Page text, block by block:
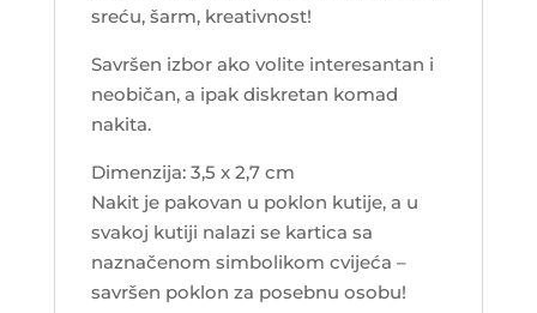
sreću, šarm, kreativnost!
Savršen izbor ako volite interesantan i
neobičan, a ipak diskretan komad
nakita.
Dimenzija: 3,5 x 2,7 cm
Nakit je pakovan u poklon kutije, a u
svakoj kutiji nalazi se kartica sa
naznačenom simbolikom cvijeća –
savršen poklon za posebnu osobu!